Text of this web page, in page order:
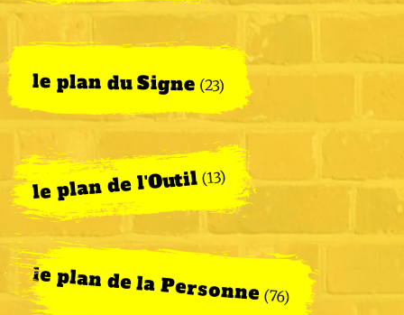
le plan du Signe (23)
le plan de l'Outil (13)
le plan de la Personne (76)